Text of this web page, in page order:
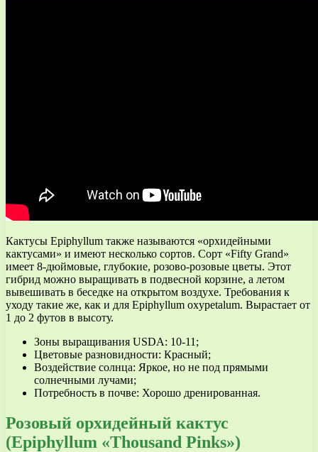
Кактусы Epiphyllum также называются «орхидейными
кактусами» и имеют несколько сортов. Сорт «Fifty Grand»
имеет 8-дюймовые, глубокие, розово-розовые цветы. Этот
гибрид можно выращивать в подвесной корзине, а летом
вывешивать в беседке на открытом воздухе. Требования к
уходу такие же, как и для Epiphyllum oxypetalum. Вырастает от
1 до 2 футов в высоту.
Зоны выращивания USDA: 10-11;
Цветовые разновидности: Красный;
Воздействие солнца: Яркое, но не под прямыми
солнечными лучами;
Потребность в почве: Хорошо дренированная.
Розовый орхидейный кактус
(Epiphyllum «Thousand Pinks»)